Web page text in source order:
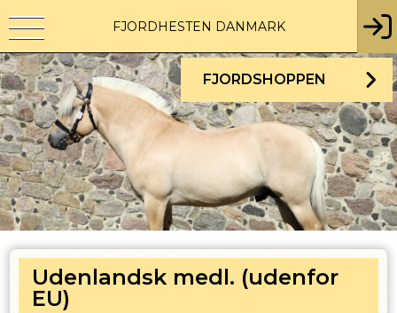
FJORDHESTEN DANMARK
FJORDSHOPPEN
Udenlandsk medl. (udenfor
EU)